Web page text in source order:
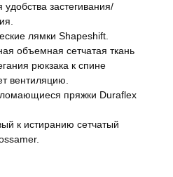
застегивания/
лямки Shapeshift.
объемная сетчатая ткань
рюкзака к спине
вентиляцию.
пряжки Duraflex
к истиранию сетчатый